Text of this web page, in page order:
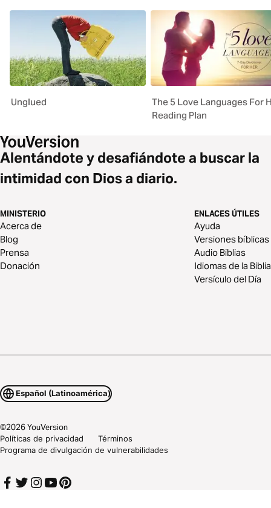
Unglued
The 5 Love Languages For
Reading Plan
Alentándote y desafiándote a buscar la
intimidad con Dios a diario.
MINISTERIO
Acerca de
Blog
Prensa
Donación
ENLACES ÚTILES
Ayuda
Versiones bíblicas
Audio Biblias
Idiomas de la Biblia
Versículo del Día
Español (Latinoamérica)
©2026YouVersion
Políticas de privacidad
Términos
Programa de divulgación de vulnerabilidades